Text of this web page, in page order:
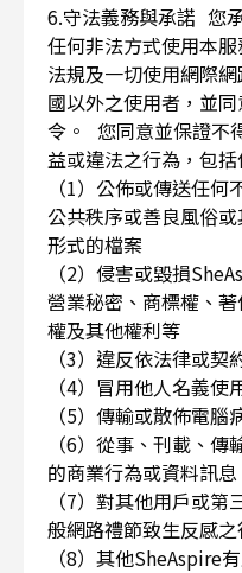
6.守法義務與承諾 您
任何非法方式使用本
法規及一切使用網際
國以外之使用者，並
令。 您同意並保證不
益或違法之行為，包
（1）公佈或傳送任
公共秩序或善良風俗
形式的檔案
（2）侵害或毀損
營業秘密、商標權、
權及其他權利等
（3）違反依法律或
（4）冒用他人名義使
（5）傳輸或散佈電腦
（6）從事、刊載、
的商業行為或資料訊息
（7）對其他用戶或
般網路禮節致生反感
（8）其他SheAspire